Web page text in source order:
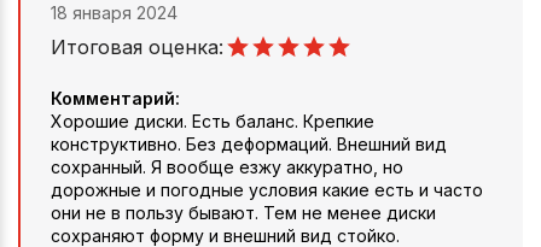
18 января 2024
Итоговая оценка:
Комментарий:
Хорошие диски. Есть баланс. Крепкие
конструктивно. Без деформаций. Внешний вид
сохранный. Я вообще езжу аккуратно, но
дорожные и погодные условия какие есть и часто
они не в пользу бывают. Тем не менее диски
сохраняют форму и внешний вид стойко.